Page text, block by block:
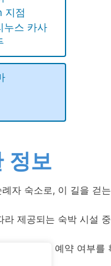
지점
누스 카사
정보
자 숙소로, 이 길을 걷
제공되는 숙박 시설
므로 사전에 예약 여부를